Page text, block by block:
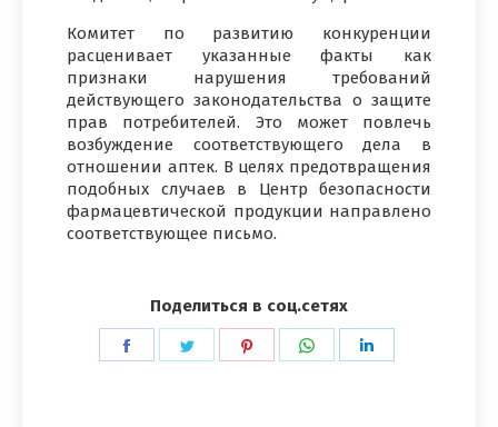
Комитет по развитию конкуренции
расценивает указанные факты как
признаки нарушения требований
действующего законодательства о защите
прав потребителей. Это может повлечь
возбуждение соответствующего дела в
отношении аптек. В целях предотвращения
подобных случаев в Центр безопасности
фармацевтической продукции направлено
соответствующее письмо.
Поделиться в соц.сетях
ПоделитьсяПоделитьсяПоделитьсяПоделиться